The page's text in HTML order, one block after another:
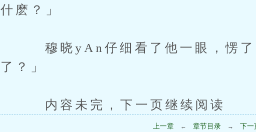
什麽？」
穆晓yAn仔细看了他一眼，愣了
了？」
内容未完，下一页继续阅读
上一章 ← 章节目录 → 下一